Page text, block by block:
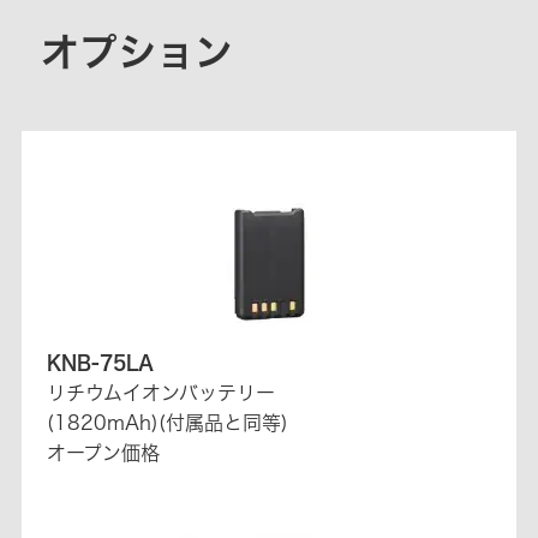
オプション
KNB-75LA
リチウムイオンバッテリー
(1820mAh)(付属品と同等)
オープン価格